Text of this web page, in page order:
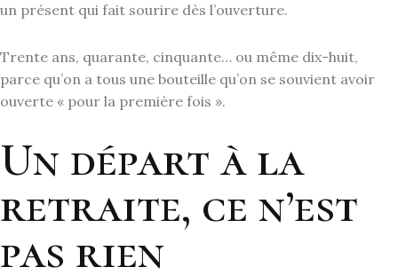
un présent qui fait sourire dès l’ouverture.
Trente ans, quarante, cinquante… ou même dix-huit,
parce qu’on a tous une bouteille qu’on se souvient avoir
ouverte « pour la première fois ».
Un départ à la
retraite, ce n’est
pas rien